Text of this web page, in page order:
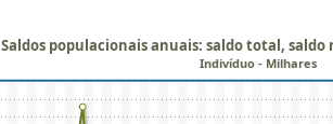
Saldos populacionais anuais: saldo total,
Indivíduo - Milhares